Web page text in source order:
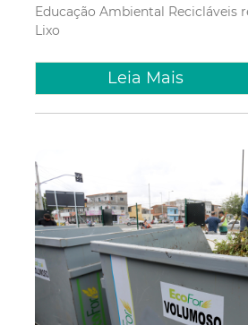
Educação Ambiental Recicláveis
Lixo
Leia Mais